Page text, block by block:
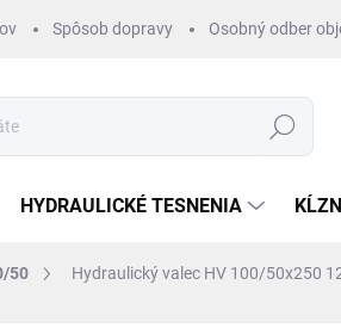
Spôsob dopravy Osobný odber
Hľadať
HYDRAULICKÉ TESNENIA
50 Hydraulický valec HV 100/50x250